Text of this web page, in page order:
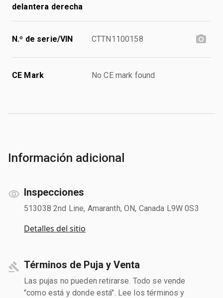
delantera derecha
N.º de serie/VIN CTTN1100158
CE Mark No CE mark found
Información adicional
Inspecciones
513038 2nd Line, Amaranth, ON, Canada L9W 0S3
Detalles del sitio
Términos de Puja y Venta
Las pujas no pueden retirarse. Todo se vende
"como está y donde está". Lee los términos y